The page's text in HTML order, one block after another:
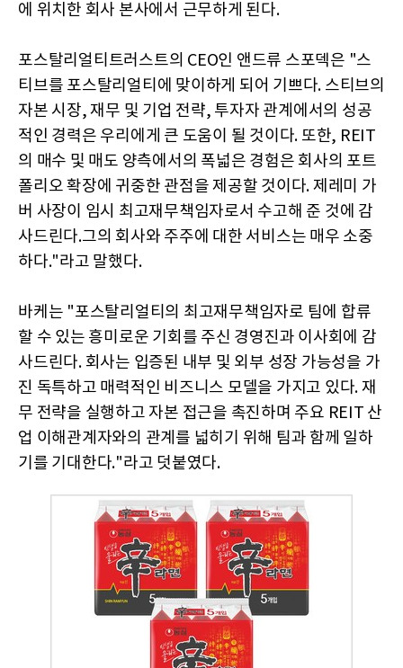
에 위치한 회사 본사에서 근무하게 된다.
포스탈리얼티트러스트의 CEO인 앤드류 스포덱은 "스
티브를 포스탈리얼티에 맞이하게 되어 기쁘다. 스티브의
자본 시장, 재무 및 기업 전략, 투자자 관계에서의 성공
적인 경력은 우리에게 큰 도움이 될 것이다. 또한, REIT
의 매수 및 매도 양측에서의 폭넓은 경험은 회사의 포트
폴리오 확장에 귀중한 관점을 제공할 것이다. 제레미 가
버 사장이 임시 최고재무책임자로서 수고해 준 것에 감
사드린다.그의 회사와 주주에 대한 서비스는 매우 소중
하다."라고 말했다.
바케는 "포스탈리얼티의 최고재무책임자로 팀에 합류
할 수 있는 흥미로운 기회를 주신 경영진과 이사회에 감
사드린다. 회사는 입증된 내부 및 외부 성장 가능성을 가
진 독특하고 매력적인 비즈니스 모델을 가지고 있다. 재
무 전략을 실행하고 자본 접근을 촉진하며 주요 REIT 산
업 이해관계자와의 관계를 넓히기 위해 팀과 함께 일하
기를 기대한다."라고 덧붙였다.